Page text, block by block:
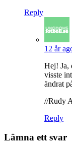
Reply
12 år
Hej! Ja,
visste
ändrat
//Rudy
Reply
Lämna ett svar